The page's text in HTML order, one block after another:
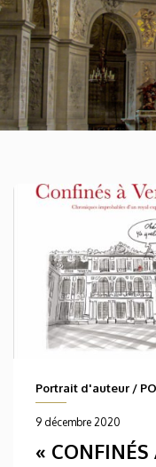
Portrait d'auteur /
9 décembre 2020
« CONFINÉS